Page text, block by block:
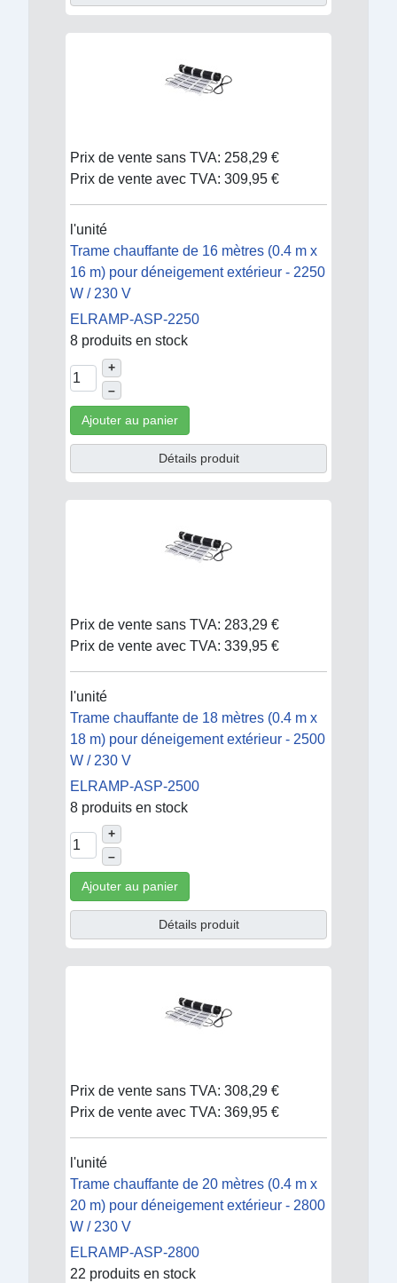
Prix de vente sans TVA: 258,29 €
Prix de vente avec TVA: 309,95 €
l'unité
Trame chauffante de 16 mètres (0.4 m x
16 m) pour déneigement extérieur - 2250
W / 230 V
ELRAMP-ASP-2250
8 produits en stock
+
–
Ajouter au panier
Détails produit
Prix de vente sans TVA: 283,29 €
Prix de vente avec TVA: 339,95 €
l'unité
Trame chauffante de 18 mètres (0.4 m x
18 m) pour déneigement extérieur - 2500
W / 230 V
ELRAMP-ASP-2500
8 produits en stock
+
–
Ajouter au panier
Détails produit
Prix de vente sans TVA: 308,29 €
Prix de vente avec TVA: 369,95 €
l'unité
Trame chauffante de 20 mètres (0.4 m x
20 m) pour déneigement extérieur - 2800
W / 230 V
ELRAMP-ASP-2800
22 produits en stock